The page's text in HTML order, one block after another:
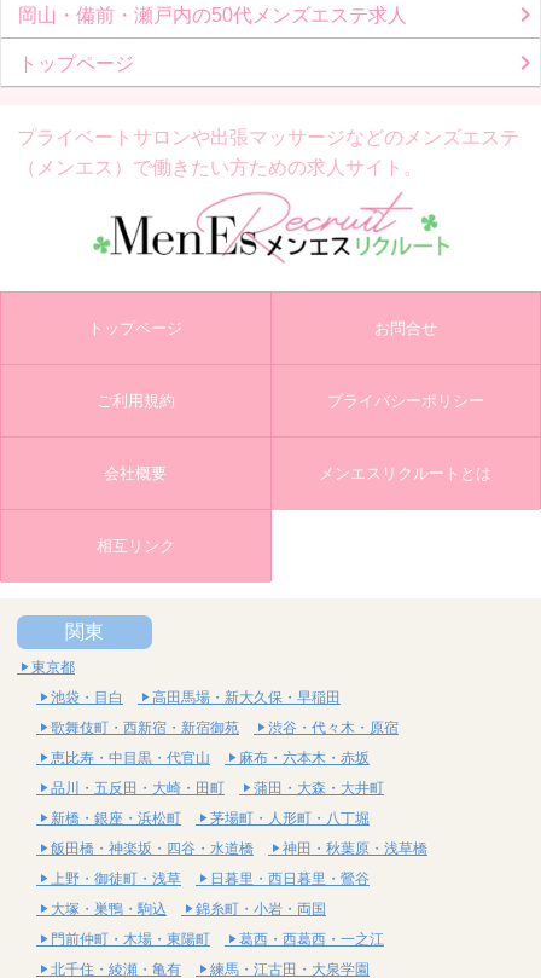
岡山・備前・瀬戸内の50代メンズエステ求人
トップページ
プライベートサロンや出張マッサージなどの メンズエステ
（メンエス）で働きたい方ための求人サイト。
トップページ お問合せ
ご利用規約 プライバシーポリシー
会社概要 メンエスリクルートとは
相互リンク
関東
東京都
池袋・目白
高田馬場・新大久保・早稲田
歌舞伎町・西新宿・新宿御苑
渋谷・代々木・原宿
恵比寿・中目黒・代官山
麻布・六本木・赤坂
品川・五反田・大崎・田町
蒲田・大森・大井町
新橋・銀座・浜松町
茅場町・人形町・八丁堀
飯田橋・神楽坂・四谷・水道橋
神田・秋葉原・浅草橋
上野・御徒町・浅草
日暮里・西日暮里・鶯谷
大塚・巣鴨・駒込
錦糸町・小岩・両国
門前仲町・木場・東陽町
葛西・西葛西・一之江
北千住・綾瀬・亀有
練馬・江古田・大泉学園